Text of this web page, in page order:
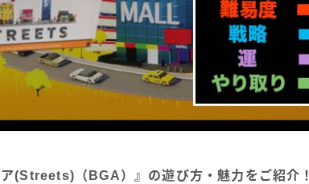
ア(Streets)（BGA）』の遊び方・魅力をご紹介！